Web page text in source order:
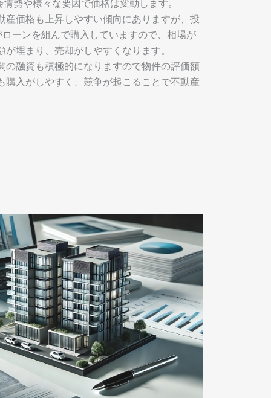
勢や様々な要因で価格は変動します。
産価格も上昇しやすい傾向にありますが、投
ーンを組んで購入していますので、相場が
埋まり、売却がしやすくなります。
の融資も積極的になりますので物件の評価額
購入がしやすく、競争が起こることで不動産